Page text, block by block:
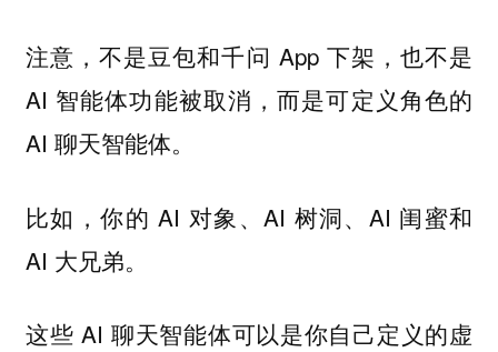
注意，不是豆包和千问 App 下架，也不是
AI 智能体功能被取消，而是可定义角色的
AI 聊天智能体。
比如，你的 AI 对象、AI 树洞、AI 闺蜜和
AI 大兄弟。
这些 AI 聊天智能体可以是你自己定义的虚